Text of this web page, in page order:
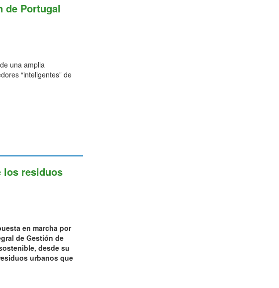
de Portugal
una amplia
“inteligentes” de
los residuos
en marcha por
de Gestión de
desde su
urbanos que